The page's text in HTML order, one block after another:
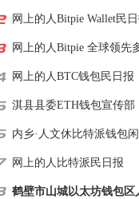
网上的人Bitpie Wallet民
网上的人Bitpie 全球领先
网上的人BTC钱包民日报
淇县县委ETH钱包宣传部
内乡·人文休比特派钱包
网上的人比特派民日报
鹤壁市山城以太坊钱包区